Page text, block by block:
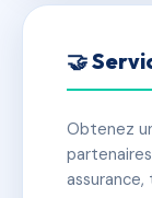
🤝
Obtenez
assurance,